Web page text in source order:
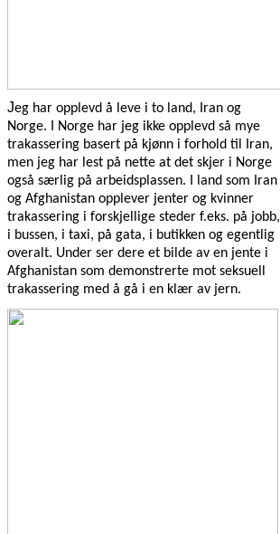
Jeg har opplevd å leve i to land, Iran og
Norge. I Norge har jeg ikke opplevd så mye
trakassering basert på kjønn i forhold til Iran,
men jeg har lest på nette at det skjer i Norge
også særlig på arbeidsplassen. I land som Iran
og Afghanistan opplever jenter og kvinner
trakassering i forskjellige steder f.eks. på jobb,
i bussen, i taxi, på gata, i butikken og egentlig
overalt. Under ser dere et bilde av en jente i
Afghanistan som demonstrerte mot seksuell
trakassering med å gå i en klær av jern.